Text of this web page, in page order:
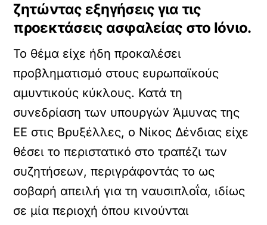
ζητώντας εξηγήσεις για τις
προεκτάσεις ασφαλείας στο Ιόνιο.
Το θέμα είχε ήδη προκαλέσει
προβληματισμό στους ευρωπαϊκούς
αμυντικούς κύκλους. Κατά τη
συνεδρίαση των υπουργών Άμυνας της
ΕΕ στις Βρυξέλλες, ο Νίκος Δένδιας είχε
θέσει το περιστατικό στο τραπέζι των
συζητήσεων, περιγράφοντάς το ως
σοβαρή απειλή για τη ναυσιπλοΐα, ιδίως
σε μία περιοχή όπου κινούνται